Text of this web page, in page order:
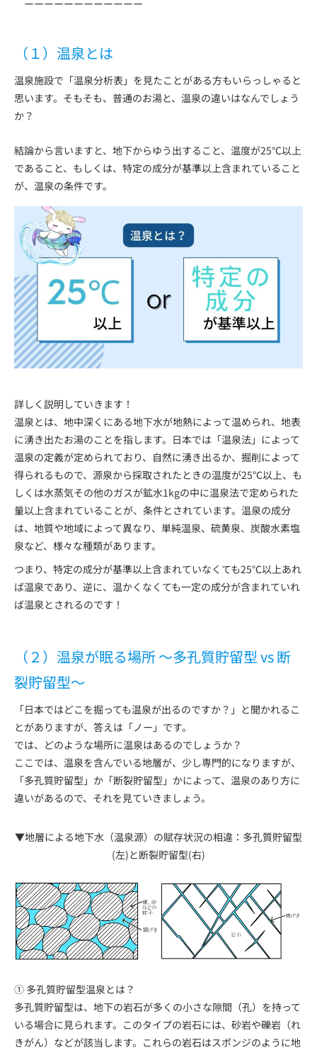
ーーーーーーーーーーーー
（１）温泉とは
温泉施設で「温泉分析表」を見たことがある方もいらっしゃると
思います。そもそも、普通のお湯と、温泉の違いはなんでしょう
か？
結論から言いますと、地下からゆう出すること、温度が25℃以上
であること、もしくは、特定の成分が基準以上含まれていること
が、温泉の条件です。
詳しく説明していきます！
温泉とは、地中深くにある地下水が地熱によって温められ、地表
に湧き出たお湯のことを指します。日本では「温泉法」によって
温泉の定義が定められており、自然に湧き出るか、掘削によって
得られるもので、源泉から採取されたときの温度が25℃以上、も
しくは水蒸気その他のガスが鉱水1kgの中に温泉法で定められた
量以上含まれていることが、条件とされています。温泉の成分
は、地質や地域によって異なり、単純温泉、硫黄泉、炭酸水素塩
泉など、様々な種類があります。
つまり、特定の成分が基準以上含まれていなくても25℃以上あれ
ば温泉であり、逆に、温かくなくても一定の成分が含まれていれ
ば温泉とされるのです！
（２）温泉が眠る場所 〜多孔質貯留型 vs 断
裂貯留型〜
「日本ではどこを掘っても温泉が出るのですか？」と聞かれるこ
とがありますが、答えは「ノー」です。
では、どのような場所に温泉はあるのでしょうか？
ここでは、温泉を含んでいる地層が、少し専門的になりますが、
「多孔質貯留型」か「断裂貯留型」かによって、温泉のあり方に
違いがあるので、それを見ていきましょう。
▼地層による地下水（温泉源）の賦存状況の相違：多孔質貯留型
(左)と断裂貯留型(右)
① 多孔質貯留型温泉とは？
多孔質貯留型は、地下の岩石が多くの小さな隙間（孔）を持って
いる場合に見られます。このタイプの岩石には、砂岩や礫岩（れ
きがん）などが該当します。これらの岩石はスポンジのように地